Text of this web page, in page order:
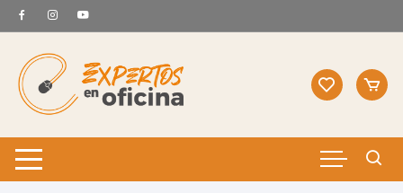
Saltar
al
contenido